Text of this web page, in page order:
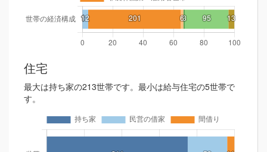
住宅
最大は持ち家の213世帯です。最小は給与住宅の5世帯で
す。